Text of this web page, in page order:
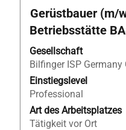
Stellenbezeichnung
Gerüstbauer (m/
Betriebsstätte
Gesellschaft
Bilfinger ISP Germany
Einstiegslevel
Professional
Art des Arbeitsplatzes
Tätigkeit vor Ort
Drücken
Sie
die
Leertaste,
um
die
Stelleninformationen
vollständig
anzuzeigen.